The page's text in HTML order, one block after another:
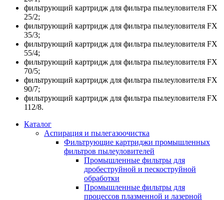
фильтрующий картридж для фильтра пылеуловителя FX
25/2;
фильтрующий картридж для фильтра пылеуловителя FX
35/3;
фильтрующий картридж для фильтра пылеуловителя FX
55/4;
фильтрующий картридж для фильтра пылеуловителя FX
70/5;
фильтрующий картридж для фильтра пылеуловителя FX
90/7;
фильтрующий картридж для фильтра пылеуловителя FX
112/8.
Каталог
Аспирация и пылегазоочистка
Фильтрующие картриджи промышленных
фильтров пылеуловителей
Промышленные фильтры для
дробеструйной и пескоструйной
обработки
Промышленные фильтры для
процессов плазменной и лазерной